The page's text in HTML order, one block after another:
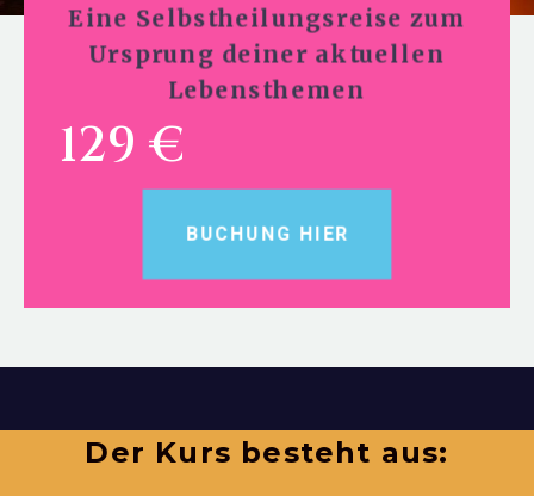
Eine Selbstheilungsreise zum
Ursprung deiner aktuellen
Lebensthemen
129 €
BUCHUNG HIER
Der Kurs besteht aus: